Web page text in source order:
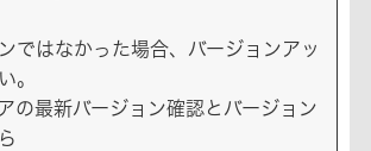
ではなかった場合、バージョンアッ
。
の最新バージョン確認とバージョン